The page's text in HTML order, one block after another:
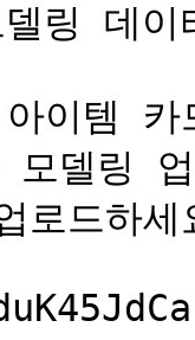
링 데이
이템
델링
로드하